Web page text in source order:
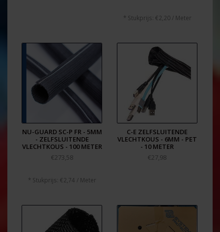
* Stukprijs: €2,20 / Meter
NU-GUARD SC-P FR - 5MM
- ZELFSLUITENDE
VLECHTKOUS - 100 METER
€273,58
* Stukprijs: €2,74 / Meter
C-E ZELFSLUITENDE
VLECHTKOUS - 6MM - PET
- 10 METER
€27,98